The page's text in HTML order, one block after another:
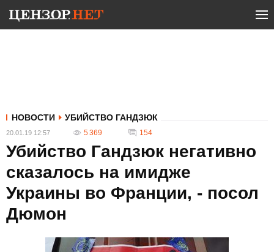
НОВОСТИ УБИЙСТВО ГАНДЗЮК
20.01.19 12:57 5 369 154
Убийство Гандзюк негативно
сказалось на имидже
Украины во Франции, - посол
Дюмон